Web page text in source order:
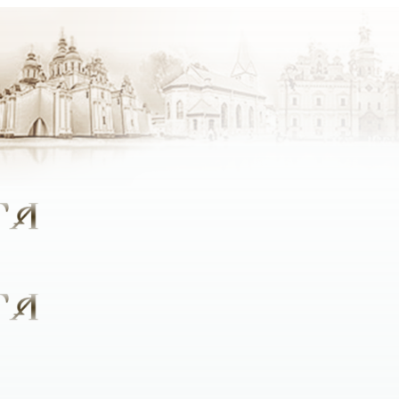
стали ближче до Бога, який був би цікавим людям